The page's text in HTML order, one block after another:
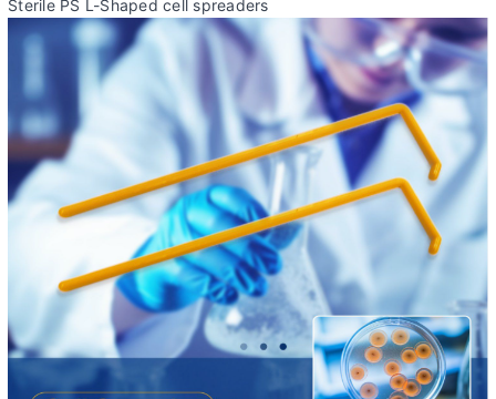
Sterile PS L-Shaped cell spreaders